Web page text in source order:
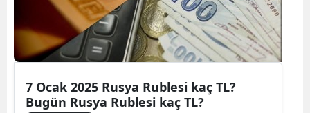
7 Ocak 2025 Rusya Rublesi kaç TL?
Bugün Rusya Rublesi kaç TL?